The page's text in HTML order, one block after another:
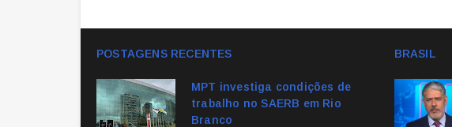
POSTAGENS RECENTES
MPT investiga condições de
trabalho no SAERB em Rio
Branco
BRASIL